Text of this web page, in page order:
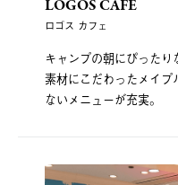
LOGOS CAFE
ロゴス カフェ
キャンプの朝にぴったり
素材にこだわったメイプ
ないメニューが充実。